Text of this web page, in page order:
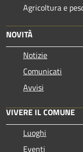
Agricoltura e
NOVITÀ
Notizie
Comunicati
Avvisi
VIVERE IL COMUNE
Luoghi
Eventi